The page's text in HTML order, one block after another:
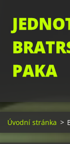
PAKA
Úvodní stránka >